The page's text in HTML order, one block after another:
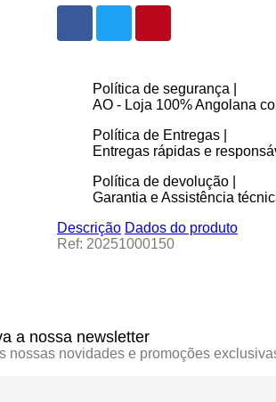
Política de segurança |
AO - Loja 100% Angolana
Política de Entregas |
Entregas rápidas e
Política de devolução |
Garantia e Assistência
Descrição Dados do produto
Ref: 20251000150
a nossa newsletter
nossas novidades e promoções